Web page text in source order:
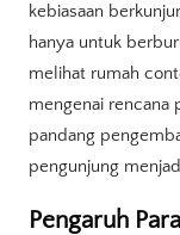
kebiasaan
hanya untuk
melihat rumah
mengenai rencana
pandang
pengunjung
Pengaruh